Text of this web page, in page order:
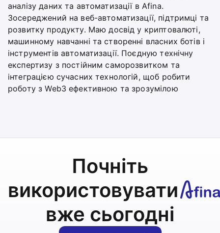
аналізу даних та автоматизації в Afina.
Зосереджений на веб-автоматизації, підтримці та
розвитку продукту. Маю досвід у криптовалюті,
машинному навчанні та створенні власних ботів і
інструментів автоматизації. Поєдную технічну
експертизу з постійним саморозвитком та
інтеграцією сучасних технологій, щоб робити
роботу з Web3 ефективною та зрозумілою
Почніть
використовувати
вже сьогодні